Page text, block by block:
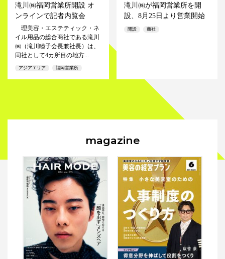
滝川㈱福岡営業所開設 オ
ンラインで記者内覧会
理美容・エステティック・ネ
イル用品の総合商社である滝川
㈱（滝川睦子会長兼社長）は、
同社として4カ所目の地方...
アジアエリア 福岡営業所
滝川㈱が福岡営業所を開
設、8月25日より営業開始
開設 商社
magazine